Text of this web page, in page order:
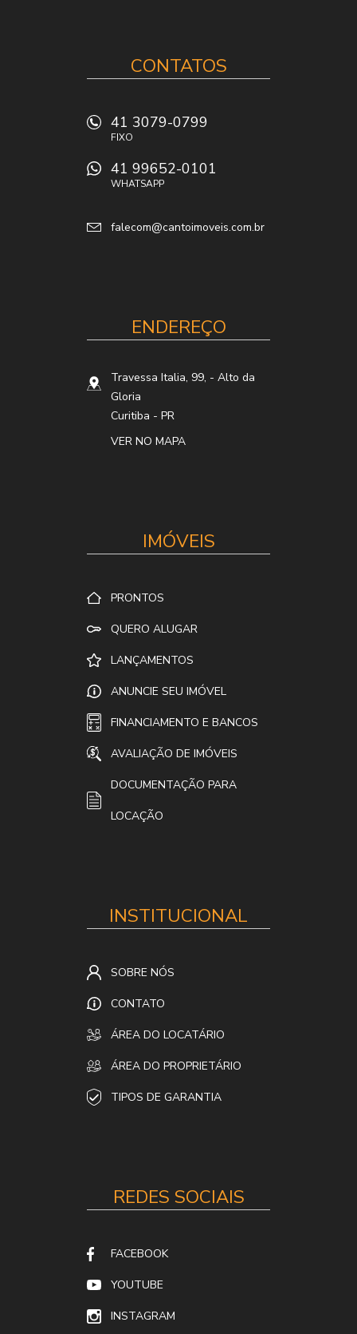
CONTATOS
41 3079-0799
FIXO
41 99652-0101
WHATSAPP
falecom@cantoimoveis.com.br
ENDEREÇO
Travessa Italia, 99, - Alto da
Gloria
Curitiba - PR
VER NO MAPA
IMÓVEIS
PRONTOS
QUERO ALUGAR
LANÇAMENTOS
ANUNCIE SEU IMÓVEL
FINANCIAMENTO E BANCOS
AVALIAÇÃO DE IMÓVEIS
DOCUMENTAÇÃO PARA
LOCAÇÃO
INSTITUCIONAL
SOBRE NÓS
CONTATO
ÁREA DO LOCATÁRIO
ÁREA DO PROPRIETÁRIO
TIPOS DE GARANTIA
REDES SOCIAIS
FACEBOOK
YOUTUBE
INSTAGRAM